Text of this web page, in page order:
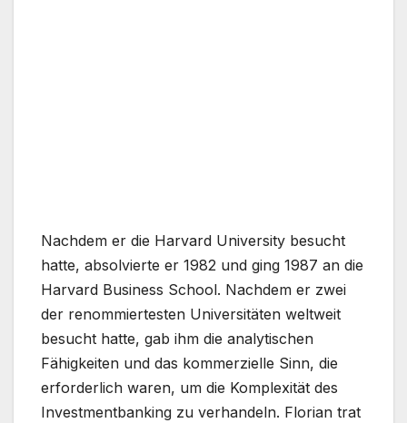
Nachdem er die Harvard University besucht
hatte, absolvierte er 1982 und ging 1987 an die
Harvard Business School. Nachdem er zwei
der renommiertesten Universitäten weltweit
besucht hatte, gab ihm die analytischen
Fähigkeiten und das kommerzielle Sinn, die
erforderlich waren, um die Komplexität des
Investmentbanking zu verhandeln. Florian trat